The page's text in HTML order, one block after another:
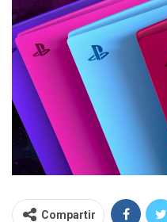
Compartir